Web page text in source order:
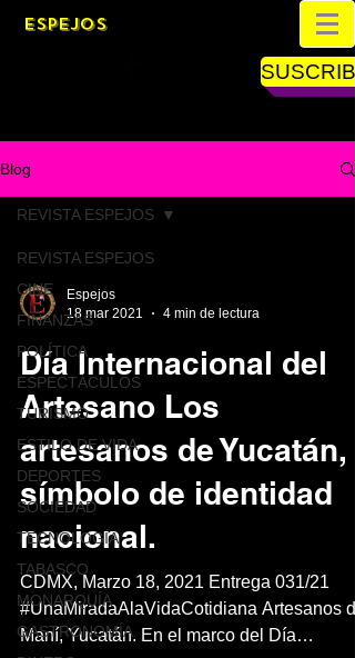
ESPEJOS
Blog
REVISTA ESPEJOS
CINE
FINANZAS
POLÍTICA
ESPECTÁCULOS
TURISMO
ESTILO DE VIDA
DEPORTES
SOCIEDAD
TECNOLOGÍA
TABASCO
MONARQUÍA
GASTRONOMÍA
REVISTA ESPEJOS
Espejos
18 mar 2021
4 min de lectura
Día Internacional del
Artesano Los
artesanos de Yucatán,
símbolo de identidad
nacional.
CDMX, Marzo 18, 2021 Entrega 031/21
#UnaMiradaAlaVidaCotidiana Artesanos
Maní, Yucatán. En el marco del Día